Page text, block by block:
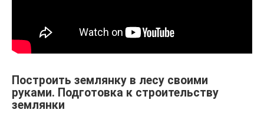
Построить землянку в лесу своими
руками. Подготовка к строительству
землянки